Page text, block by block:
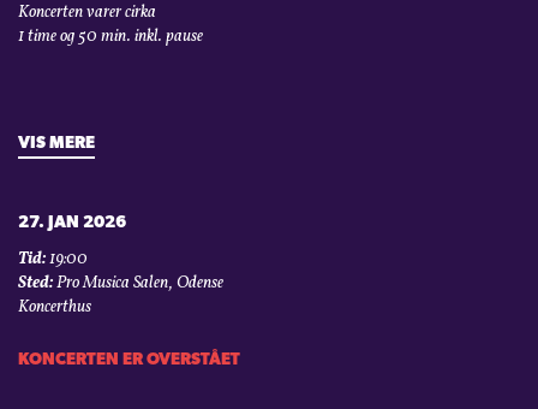
Koncerten varer cirka
1 time og 50 min. inkl. pause
VIS MERE
27. JAN 2026
Tid:19:00
Sted:Pro Musica Salen, Odense
Koncerthus
KONCERTEN ER OVERSTÅET